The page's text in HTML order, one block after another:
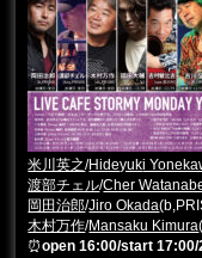
米川英之/Hideyuki
渡部チェル/Cher
岡田治郎/Jiro Okada
木村万作/Mansaku Kimura
⏰open 16:00/start 17:00/